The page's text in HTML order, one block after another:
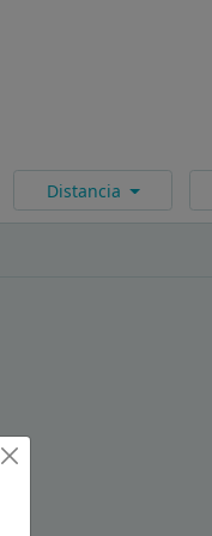
Distancia